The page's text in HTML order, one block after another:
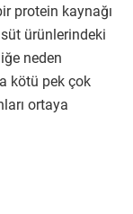
protein kaynağı
ürünlerindeki
neden
kötü pek çok
ortaya